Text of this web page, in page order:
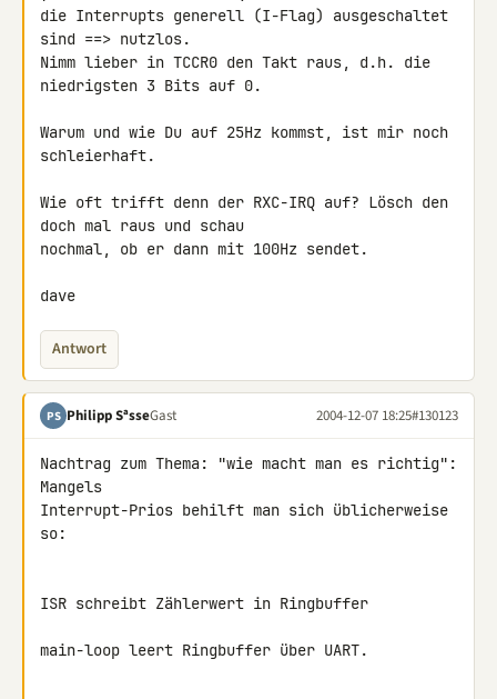
die Interrupts generell (I-Flag) ausgeschaltet
sind ==> nutzlos.
Nimm lieber in TCCR0 den Takt raus, d.h. die
niedrigsten 3 Bits auf 0.
Warum und wie Du auf 25Hz kommst, ist mir noch
schleierhaft.
Wie oft trifft denn der RXC-IRQ auf? Lösch den
doch mal raus und schau
nochmal, ob er dann mit 100Hz sendet.
dave
Antwort
PS Philipp SªsseGast 2004-12-07 18:25#130123
Nachtrag zum Thema: "wie macht man es richtig":
Mangels
Interrupt-Prios behilft man sich üblicherweise
so:
ISR schreibt Zählerwert in Ringbuffer
main-loop leert Ringbuffer über UART.